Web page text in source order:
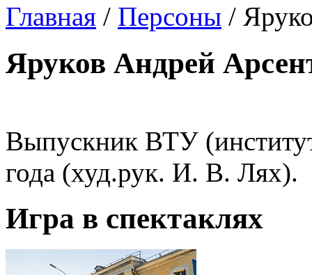
Главная / Персоны /
Яруков Андрей
Выпускник ВТУ
года (худ.рук. И. В. Лях).
Игра в спектаклях